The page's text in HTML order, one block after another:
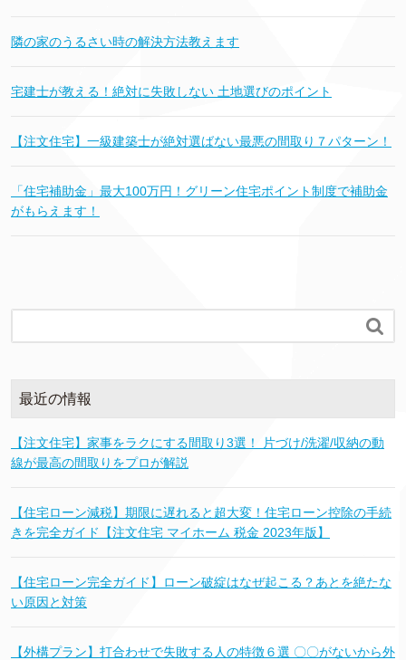
隣の家のうるさい時の解決方法教えます
宅建士が教える！絶対に失敗しない 土地選びのポイント
【注文住宅】一級建築士が絶対選ばない最悪の間取り７パターン！
「住宅補助金」最大100万円！グリーン住宅ポイント制度で補助金
がもらえます！

最近の情報
【注文住宅】家事をラクにする間取り3選！ 片づけ/洗濯/収納の動
線が最高の間取りをプロが解説
【住宅ローン減税】期限に遅れると超大変！住宅ローン控除の手続
きを完全ガイド【注文住宅 マイホーム 税金 2023年版】
【住宅ローン完全ガイド】ローン破綻はなぜ起こる？あとを絶たな
い原因と対策
【外構プラン】打合わせで失敗する人の特徴６選 〇〇がないから外